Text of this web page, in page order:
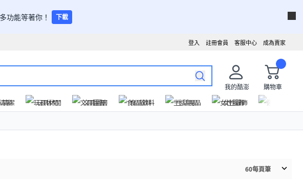
功能等著你！ 下載
成為賣家
客服中心
註冊會員
登入
我的酷澎
購物車
清潔 玩具休閒 文具圖書 食品飲料 生活用品 女性服飾
60每頁筆